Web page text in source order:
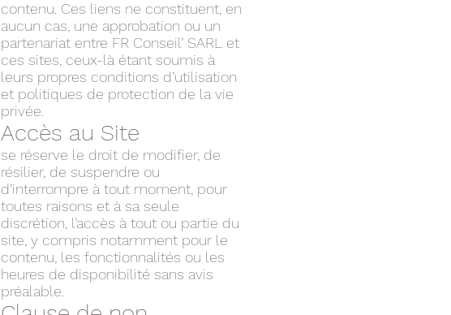
contenu. Ces liens ne constituent, en
aucun cas, une approbation ou un
partenariat entre FR Conseil’ SARL et
ces sites, ceux-là étant soumis à
leurs propres conditions d’utilisation
et politiques de protection de la vie
privée.
Accès au Site
se réserve le droit de modifier, de
résilier, de suspendre ou
d’interrompre à tout moment, pour
toutes raisons et à sa seule
discrétion, l’accès à tout ou partie du
site, y compris notamment pour le
contenu, les fonctionnalités ou les
heures de disponibilité sans avis
préalable.